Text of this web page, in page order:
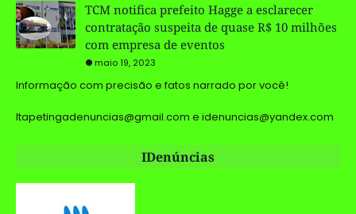
TCM notifica prefeito Hagge a esclarecer
contratação suspeita de quase R$ 10 milhões
com empresa de eventos
maio 19, 2023
Informação com precisão e fatos narrado por você!
Itapetingadenuncias@gmail.com e idenuncias@yandex.com
IDenúncias